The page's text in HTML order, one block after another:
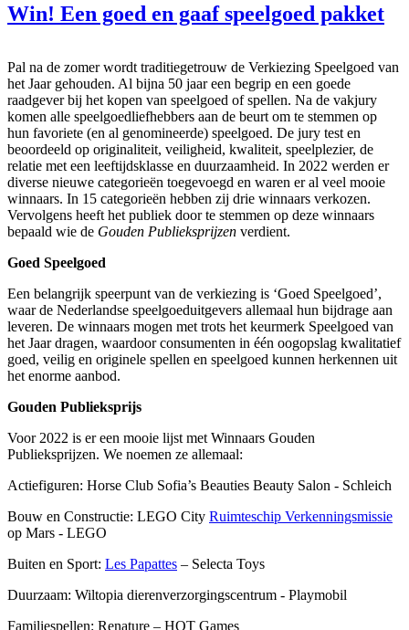
Win! Een goed en gaaf speelgoed pakket
Pal na de zomer wordt traditiegetrouw de Verkiezing Speelgoed van
het Jaar gehouden. Al bijna 50 jaar een begrip en een goede
raadgever bij het kopen van speelgoed of spellen. Na de vakjury
komen alle speelgoedliefhebbers aan de beurt om te stemmen op
hun favoriete (en al genomineerde) speelgoed. De jury test en
beoordeeld op originaliteit, veiligheid, kwaliteit, speelplezier, de
relatie met een leeftijdsklasse en duurzaamheid. In 2022 werden er
diverse nieuwe categorieën toegevoegd en waren er al veel mooie
winnaars. In 15 categorieën hebben zij drie winnaars verkozen.
Vervolgens heeft het publiek door te stemmen op deze winnaars
bepaald wie de Gouden Publieksprijzen verdient.
Goed Speelgoed
Een belangrijk speerpunt van de verkiezing is ‘Goed Speelgoed’,
waar de Nederlandse speelgoeduitgevers allemaal hun bijdrage aan
leveren. De winnaars mogen met trots het keurmerk Speelgoed van
het Jaar dragen, waardoor consumenten in één oogopslag kwalitatief
goed, veilig en originele spellen en speelgoed kunnen herkennen uit
het enorme aanbod.
Gouden Publieksprijs
Voor 2022 is er een mooie lijst met Winnaars Gouden
Publieksprijzen. We noemen ze allemaal:
Actiefiguren: Horse Club Sofia’s Beauties Beauty Salon - Schleich
Bouw en Constructie: LEGO City Ruimteschip Verkenningsmissie
op Mars - LEGO
Buiten en Sport: Les Papattes – Selecta Toys
Duurzaam: Wiltopia dierenverzorgingscentrum - Playmobil
Familiespellen: Renature – HOT Games